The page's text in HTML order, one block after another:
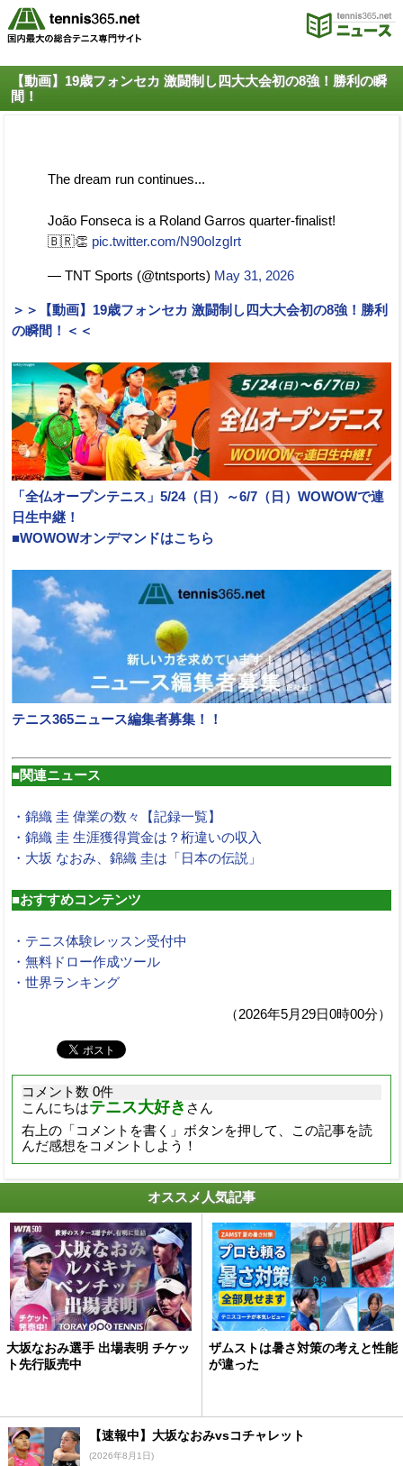
【動画】19歳フォンセカ 激闘制し四大大会初の8強！勝利の瞬
間！
The dream run continues...
João Fonseca is a Roland Garros quarter-finalist!
🇧🇷👏 pic.twitter.com/N90oIzgIrt
— TNT Sports (@tntsports) May 31, 2026
＞＞【動画】19歳フォンセカ 激闘制し四大大会初の8強！勝利
の瞬間！＜＜
「全仏オープンテニス」5/24（日）～6/7（日）WOWOWで連
日生中継！
■WOWOWオンデマンドはこちら
テニス365ニュース編集者募集！！
■関連ニュース
・錦織 圭 偉業の数々【記録一覧】
・錦織 圭 生涯獲得賞金は？桁違いの収入
・大坂 なおみ、錦織 圭は「日本の伝説」
■おすすめコンテンツ
・テニス体験レッスン受付中
・無料ドロー作成ツール
・世界ランキング
（2026年5月29日0時00分）
コメント数 0件
こんにちはテニス大好き さん
右上の「コメントを書く」ボタンを押して、この記事を読
んだ感想をコメントしよう！
オススメ人気記事
大坂なおみ選手 出場表明 チケッ
ト先行販売中
ザムストは暑さ対策の考えと性能
が違った
【速報中】大坂なおみvsコチャレット
(2026年8月1日)